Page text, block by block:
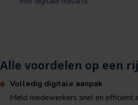
Alle voordelen op een rij
Volledig digitale aanpak
Meld medewerkers snel en efficiënt